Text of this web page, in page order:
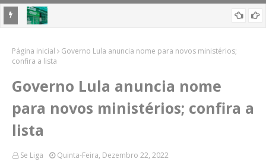
compras
Página inicial
Governo Lula anuncia nome para novos ministérios;
confira a lista
Governo Lula anuncia nome
para novos ministérios; confira a
lista
Se Liga Quinta-Feira, Dezembro 22, 2022